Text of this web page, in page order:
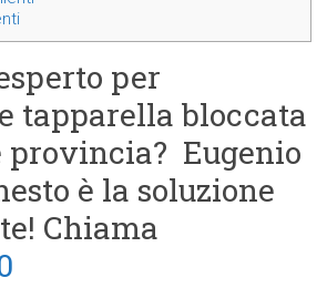
per
tapparella bloccata
provincia? Eugenio
è la soluzione
Chiama